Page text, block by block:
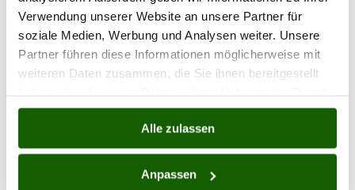
Verwendung unserer Website an unsere Partner für
soziale Medien, Werbung und Analysen weiter. Unsere
Partner führen diese Informationen möglicherweise mit
weiteren Daten zusammen, die Sie ihnen bereitgestellt
gesammelt haben.
Alle zulassen
Anpassen
Was ist trotz Generalvollmacht
nicht erlaubt?
Eine Generalvollmacht geht zwar sehr weit, doch
gesetzliche Grenzen. Diese sind bei den
Angelegenheiten erreicht. Davon betroffen sind
beispielsweise die Eheschließung, eine